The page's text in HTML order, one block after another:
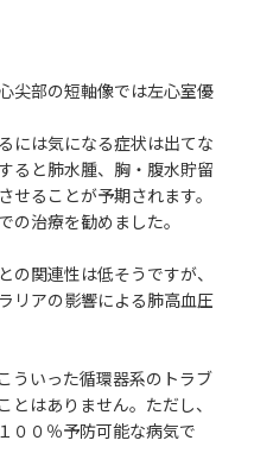
尖部の短軸像では左心室優
には気になる症状は出てな
ると肺水腫、胸・腹水貯留
せることが予期されます。
の治療を勧めました。
関連性は低そうですが、
リアの影響による肺高血圧
ういった循環器系のトラブ
はありません。ただし、
００％予防可能な病気で